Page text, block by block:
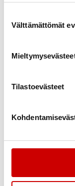
Välttämättömät
Tilastoevästeet